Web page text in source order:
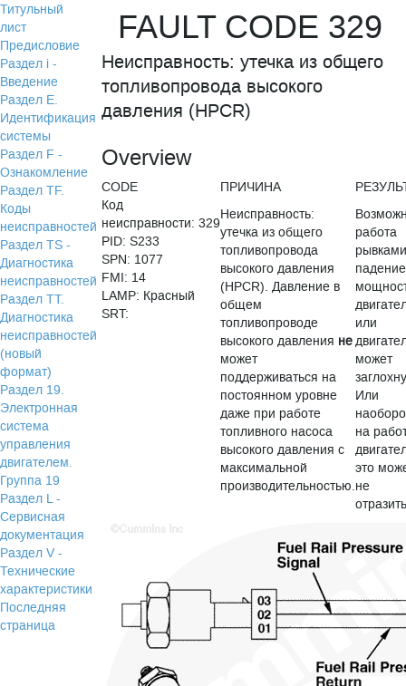
Титульный
лист
Предисловие
Раздел i -
Введение
Раздел Е.
Идентификация
системы
Раздел F -
Ознакомление
Раздел TF.
Коды
неисправностей
Раздел TS -
Диагностика
неисправностей
Раздел TТ.
Диагностика
неисправностей
(новый
формат)
Раздел 19.
Электронная
система
управления
двигателем.
Группа 19
Раздел L -
Сервисная
документация
Раздел V -
Технические
характеристики
Последняя
страница
FAULT CODE 329
Неисправность: утечка из общего
топливопровода высокого
давления (HPCR)
Overview
CODE ПРИЧИНА
Код
неисправности: 329
PID: S233
SPN: 1077
FMI: 14
LAMP: Красный
SRT:
Неисправность:
утечка из общего
топливопровода
высокого давления
(HPCR). Давление в
общем
топливопроводе
высокого давления не
может
поддерживаться на
постоянном уровне
даже при работе
топливного насоса
высокого давления с
максимальной
производительностью.
работа
падение
или
может
Или
на
это
не